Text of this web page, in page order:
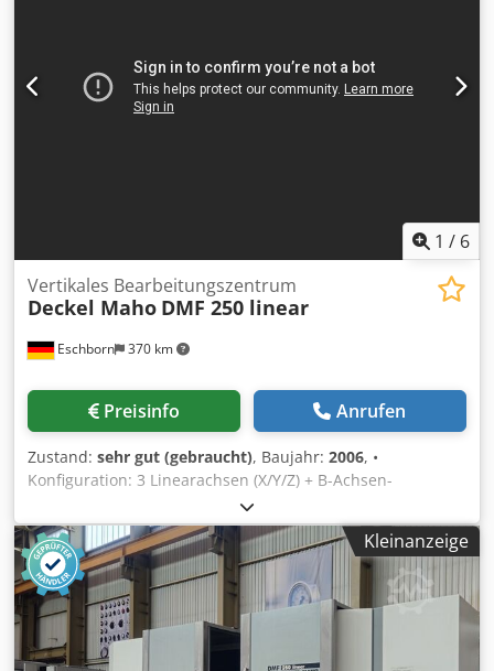
1 / 6
Eschborn 370 km
Vertikales Bearbeitungszentrum
Deckel Maho DMF 250 linear
Preisinfo Anrufen
Zustand: sehr gut (gebraucht), Baujahr: 2006, •
Konfiguration: 3 Linearachsen (X/Y/Z) + B-Achsen-
Schwenkkopf • Verfahrwege (X/Y/Z): 2.500 / 920 / 820 mm •
Tisch: 3.100 × 900 mm · max. Belastung 3.000 kg • Spindel:
20–18.000 min⁻¹ · HSK-A63 · 35/25 kW Djdpfx Aey Skmrjg
Ujck • Eilgang: X 100 m/min · Y/Z 60 m/min •
Werkzeugwechsler: 120 Werkzeuge • Steuerung:
HEIDENHAIN iTNC 530
Kleinanzeige